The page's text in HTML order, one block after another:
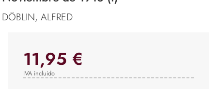
DÖBLIN, ALFRED
11,95 €
IVA incluido